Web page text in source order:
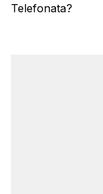
Telefonata?